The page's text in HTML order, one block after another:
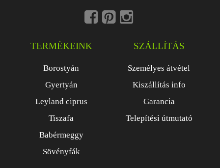
TERMÉKEINK
Borostyán
Gyertyán
Leyland ciprus
Tiszafa
Babérmeggy
Sövényfák
SZÁLLÍTÁS
Személyes átvétel
Kiszállítás info
Garancia
Telepítési útmutató